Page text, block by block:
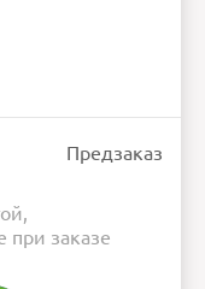
Предзаказ
при заказе